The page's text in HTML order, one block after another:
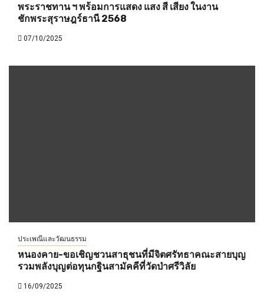
พระราชทาน ฯ พร้อมการแสดง แสง สี เสียง ในงาน
ชักพระสุราษฎร์ธานี 2568
07/10/2025
ประเพณีและวัฒนธรรม
หนองคาย-ขอเชิญชวนสาธุชนที่มีจิตศรัทธาคณะสายบุญ
รวมพลังบุญต่อทุนกฐินสามัคคีที่วัดป่าศรีวิลัย
16/09/2025